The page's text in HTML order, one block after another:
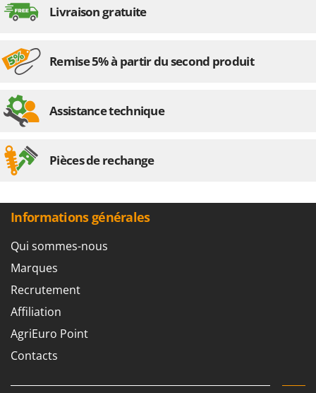
New O.M.R.A.
Ninja
NuAir
O
Olix
OMA
Ompagrill
Ooni
Oriental Koshin
P
Palazzetti
Livraison gratuite
Remise 5% à partir du second produit
Assistance technique
Pièces de rechange
Informations générales
Qui sommes-nous
Marques
Recrutement
Affiliation
AgriEuro Point
Contacts